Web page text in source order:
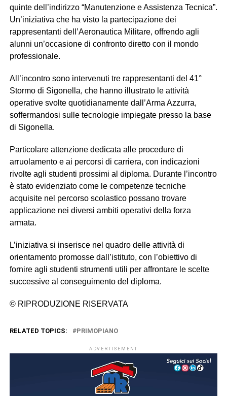
quinte dell’indirizzo “Manutenzione e Assistenza Tecnica”.
Un’iniziativa che ha visto la partecipazione dei
rappresentanti dell’Aeronautica Militare, offrendo agli
alunni un’occasione di confronto diretto con il mondo
professionale.
All’incontro sono intervenuti tre rappresentanti del 41°
Stormo di Sigonella, che hanno illustrato le attività
operative svolte quotidianamente dall’Arma Azzurra,
soffermandosi sulle tecnologie impiegate presso la base
di Sigonella.
Particolare attenzione dedicata alle procedure di
arruolamento e ai percorsi di carriera, con indicazioni
rivolte agli studenti prossimi al diploma. Durante l’incontro
è stato evidenziato come le competenze tecniche
acquisite nel percorso scolastico possano trovare
applicazione nei diversi ambiti operativi della forza
armata.
L’iniziativa si inserisce nel quadro delle attività di
orientamento promosse dall’istituto, con l’obiettivo di
fornire agli studenti strumenti utili per affrontare le scelte
successive al conseguimento del diploma.
© RIPRODUZIONE RISERVATA
RELATED TOPICS: PRIMOPIANO
ADVERTISEMENT